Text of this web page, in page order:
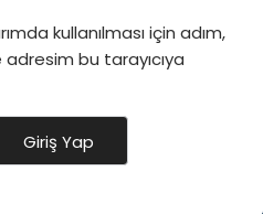
kullanılması için adım,
bu tarayıcıya
Giriş Yap